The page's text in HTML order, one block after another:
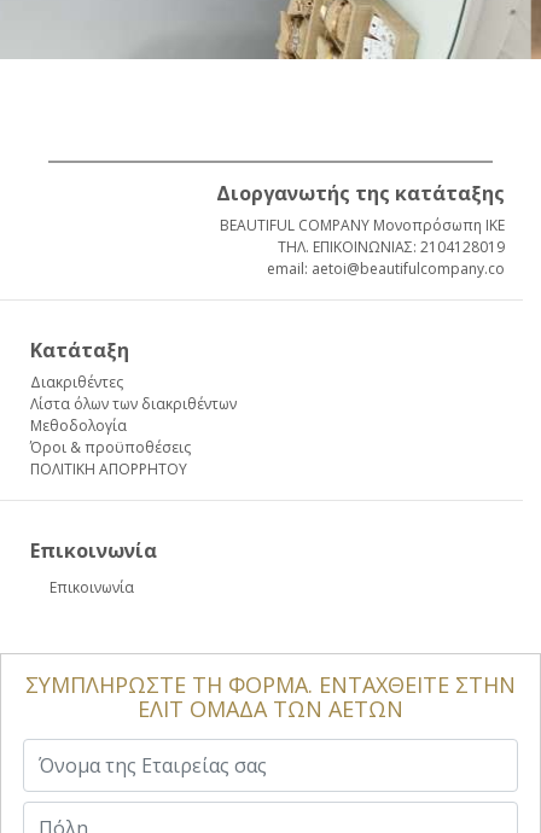
ΣΥΜΠΛΗΡΩΣΤΕ ΤΗ ΦΟΡΜΑ. ΕΝΤΑΧΘΕΙΤΕ ΣΤΗΝ
ΕΛΙΤ ΟΜΑΔΑ ΤΩΝ ΑΕΤΩΝ
Διοργανωτής της κατάταξης
BEAUTIFUL COMPANY Μονοπρόσωπη ΙΚΕ
ΤΗΛ. ΕΠΙΚΟΙΝΩΝΙΑΣ: 2104128019
email: aetoi@beautifulcompany.co
Κατάταξη
Διακριθέντες
Λίστα όλων των διακριθέντων
Μεθοδολογία
Όροι & προϋποθέσεις
ΠΟΛΙΤΙΚΗ ΑΠΟΡΡΗΤΟΥ
Επικοινωνία
Επικοινωνία